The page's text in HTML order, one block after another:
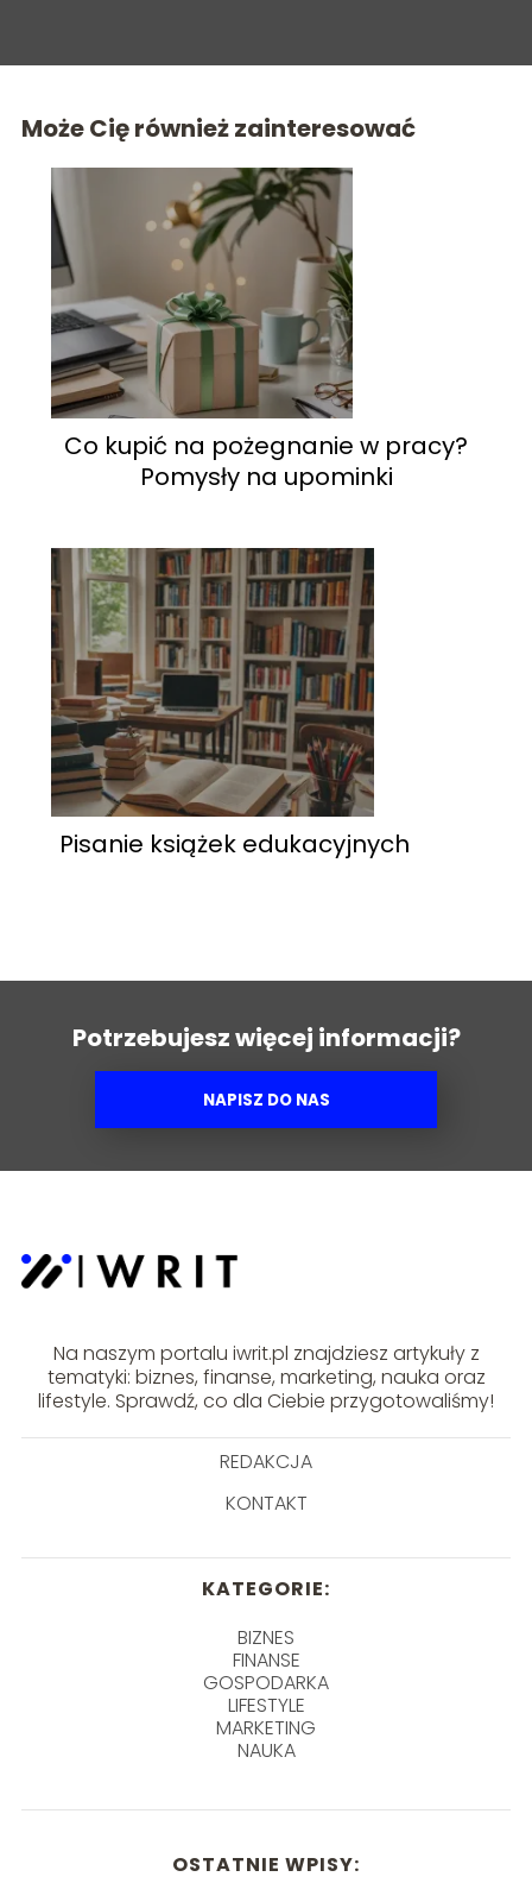
Może Cię również zainteresować
Co kupić na pożegnanie w pracy?
Pomysły na upominki
Pisanie książek edukacyjnych
Potrzebujesz więcej informacji?
NAPISZ DO NAS
Na naszym portalu iwrit.pl znajdziesz artykuły z
tematyki: biznes, finanse, marketing, nauka oraz
lifestyle. Sprawdź, co dla Ciebie przygotowaliśmy!
REDAKCJA
KONTAKT
KATEGORIE:
BIZNES
FINANSE
GOSPODARKA
LIFESTYLE
MARKETING
NAUKA
OSTATNIE WPISY: